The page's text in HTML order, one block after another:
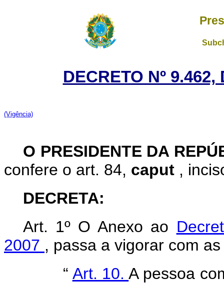
DECRETO Nº
(Vigência)
O PRESIDENTE DA
confere o art. 84, caput ,
DECRETA:
Art. 1º O Anexo ao
2007 , passa a vigorar com
“ Art. 10.A pessoa